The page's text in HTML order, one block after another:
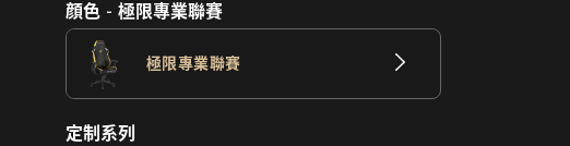
顔色 - 極限專業聯賽
極限專業聯賽
定制系列